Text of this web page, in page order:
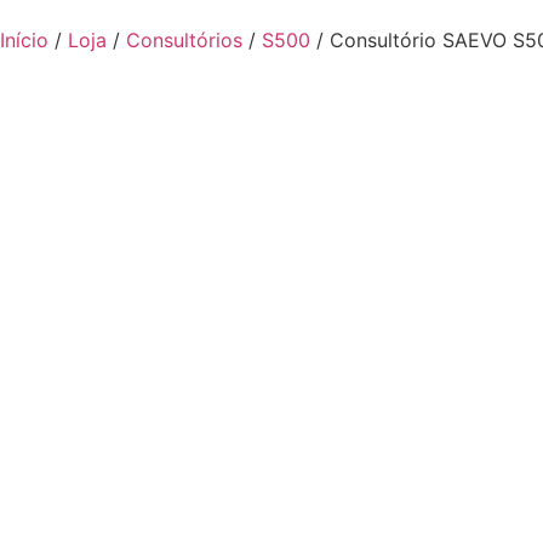
Início / Loja / Consultórios / S500 / Consultório SAEVO